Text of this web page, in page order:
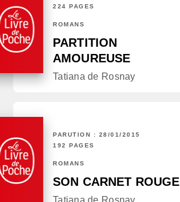
224 PAGES
ROMANS
PARTITION
AMOUREUSE
Tatiana de Rosnay
PARUTION : 28/01/2015
192 PAGES
ROMANS
SON CARNET ROUGE